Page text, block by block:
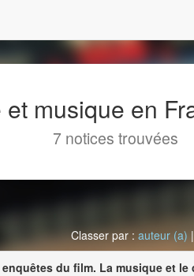
musique en
7 notices trouvées
Classer par :auteur (a)
enquêtes du film. La musique et